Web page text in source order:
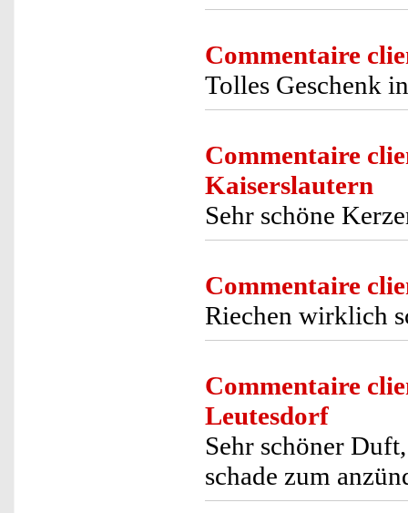
Commentaire
Tolles Geschenk
Commentaire
Kaiserslautern
Sehr schöne
Commentaire
Riechen wirklich
Commentaire
Leutesdorf
Sehr schöner
schade zum